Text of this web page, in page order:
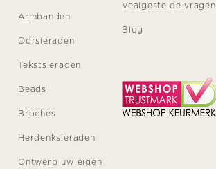
Armbanden
Oorsieraden
Tekstsieraden
Beads
Broches
Herdenksieraden
Ontwerp uw eigen
Vealgestelde vragen
Blog